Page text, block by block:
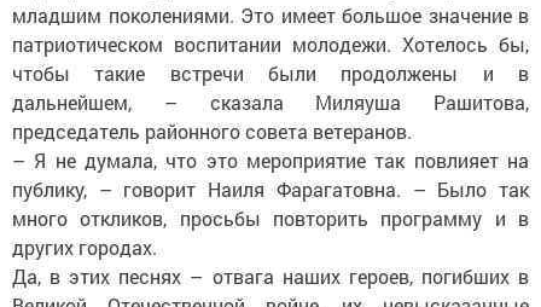
младшим поколениями. Это имеет большое значение в
патриотическом воспитании молодежи. Хотелось бы,
чтобы такие встречи были продолжены и в
дальнейшем, – сказала Миляуша Рашитова,
председатель районного совета ветеранов.
– Я не думала, что это мероприятие так повлияет на
публику, – говорит Наиля Фарагатовна. – Было так
много откликов, просьбы повторить программу и в
других городах.
Да, в этих песнях – отвага наших героев, погибших в